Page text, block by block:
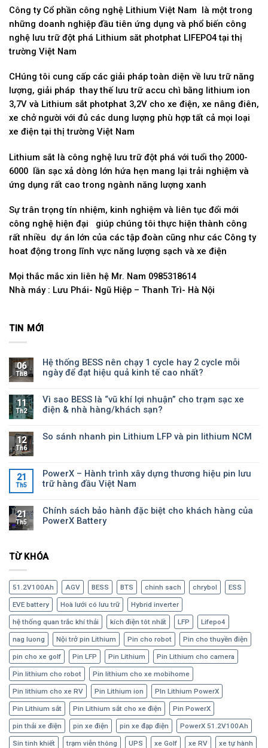
Công ty Cổ phần công nghệ Lithium Việt Nam là một trong
những doanh nghiệp đầu tiên ứng dụng và phổ biến công
nghệ lưu trữ đột phá Lithium săt photphat LIFEPO4 tại thị
trường Việt Nam
CHúng tôi cung cấp các giải pháp toàn diện về lưu trữ năng
lượng, giải pháp thay thế lưu trữ accu chì bằng lithium ion
3,7V và Lithium sắt photphat 3,2V cho xe điện, xe nâng điên,
xe chở người với đủ các dung lượng phù hợp tất cả mọi loại
xe điện tại thị trường Việt Nam
Lithium sắt là công nghệ lưu trữ đột phá với tuổi thọ 2000-
6000 lần sạc xả dòng lớn hứa hẹn mang lại trải nghiệm và
ứng dụng rất cao trong ngành năng lượng xanh
Sự trân trọng tín nhiệm, kinh nghiệm và liên tục đổi mới
công nghệ hiện đại giúp chúng tôi thực hiện thành công
rất nhiều dự án lớn của các tập đoàn cũng như các Công ty
hoat động trong lĩnh vực năng lượng sạch và xe điện
Mọi thắc mắc xin liên hệ Mr. Nam 0985318614
Nhà máy : Lưu Phái- Ngũ Hiệp – Thanh Trì- Hà Nội
TIN MỚI
06
Th8
Hệ thống BESS nên chạy 1 cycle hay 2 cycle mỗi
ngày để đạt hiệu quả kinh tế cao nhất?
11
Th2
Vì sao BESS là “vũ khí lợi nhuận” cho trạm sạc xe
điện & nhà hàng/khách sạn?
12
Th6
So sánh nhanh pin Lithium LFP và pin lithium NCM
21
Th5
PowerX – Hành trình xây dựng thương hiệu pin lưu
trữ hàng đầu Việt Nam
21
Th5
Chính sách bảo hành đặc biệt cho khách hàng của
PowerX Battery
TỪ KHÓA
51.2V100Ah AGV BESS BTS chinh sach chrybol ESS
EVE battery Hoà lưới có lưu trữ Hybrid inverter
hệ thống quan trắc khí thải kích điện tôt nhất LFP Lifepo4
nag luong Nội trở pin Lithium Pin cho robot Pin cho thuyền điện
pin cho xe golf Pin LFP Pin Lithium Pin Lithium cho camera
Pin lithium cho robot Pin lithium cho xe mobihome
Pin lithium cho xe RV Pin Lithium ion PIn Lithium PowerX
Pin Lithium sắt Pin Lithium sắt cho xe điện Pin PowerX
pin thải xe điện pin xe điện pin xe đạp điện PowerX 51.2V100Ah
Sin tinh khiết trạm viễn thông UPS xe Golf xe RV xe tự hành